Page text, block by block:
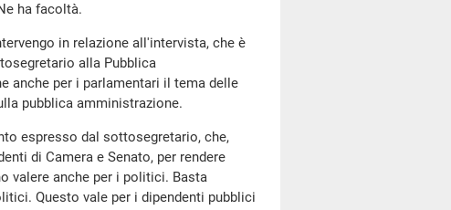
ha facoltà.
in relazione all'intervista, che è
alla Pubblica
anche per i parlamentari il tema delle
pubblica amministrazione.
espresso dal sottosegretario, che,
di Camera e Senato, per rendere
valere anche per i politici. Basta
Questo vale per i dipendenti pubblici